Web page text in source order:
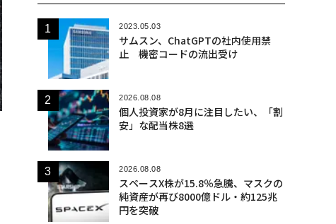
2023.05.03
サムスン、ChatGPTの社内使用禁
止 機密コードの流出受け
2026.08.08
個人投資家が8月に注目したい、「割
安」な配当株8選
2026.08.08
スペースX株が15.8％急騰、マスクの
純資産が再び8000億ドル・約125兆
円を突破